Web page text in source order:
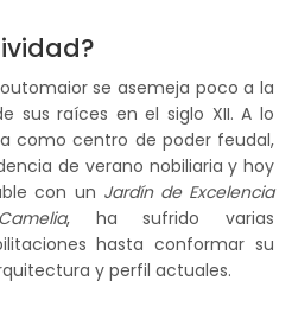
se asemeja poco a la
sus raíces en el siglo XII. A lo
como centro de poder feudal,
de verano nobiliaria y hoy
con un Jardín de Excelencia
, ha sufrido varias
hasta conformar su
y perfil actuales.